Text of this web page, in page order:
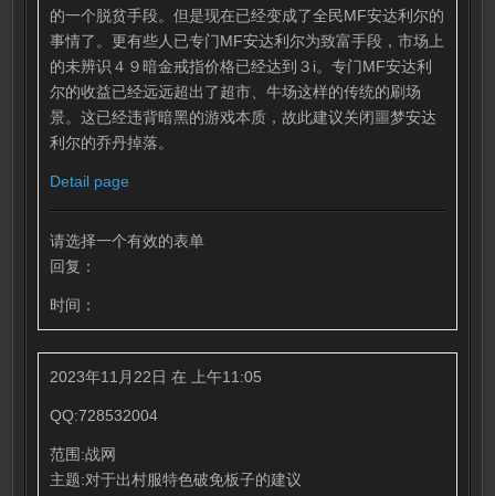
的一个脱贫手段。但是现在已经变成了全民MF安达利尔的
事情了。更有些人已专门MF安达利尔为致富手段，市场上
的未辨识４９暗金戒指价格已经达到３i。专门MF安达利
尔的收益已经远远超出了超市、牛场这样的传统的刷场
景。这已经违背暗黑的游戏本质，故此建议关闭噩梦安达
利尔的乔丹掉落。
Detail page
请选择一个有效的表单
回复：
时间：
2023年11月22日 在 上午11:05
QQ:728532004
范围:战网
主题:对于出村服特色破免板子的建议